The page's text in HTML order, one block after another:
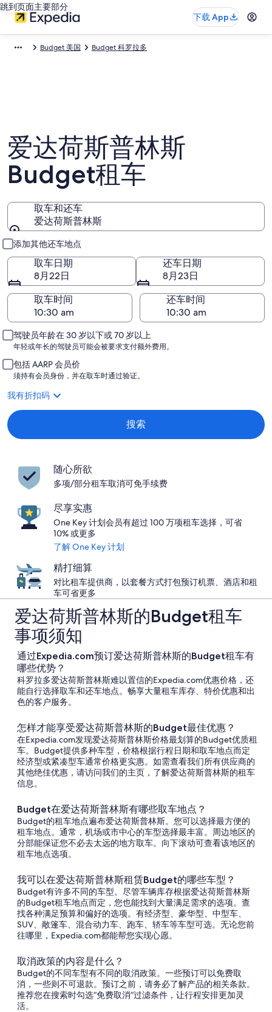
跳到页面主要部分
下载 App
Budget 美国 Budget 科罗拉多
爱达荷斯普林斯
Budget租车
取车和还车
爱达荷斯普林斯
取车和还车
添加其他还车地点
取车日期
8月22日
还车日期
8月23日
取车时间
还车时间
驾驶员年龄在 30 岁以下或 70 岁以上
年轻或年长的驾驶员可能会被要求支付额外费用。
包括 AARP 会员价
须持有会员身份，并在取车时通过验证。
我有折扣码
搜索
随心所欲
多项/部分租车取消可免手续费
尽享实惠
One Key 计划会员有超过 100 万项租车选择，可省
10% 或更多
了解 One Key 计划
精打细算
对比租车提供商，以套餐方式打包预订机票、酒店和租
车可省更多
爱达荷斯普林斯的Budget租车
事项须知
通过Expedia.com预订爱达荷斯普林斯的Budget租车有
哪些优势？
科罗拉多爱达荷斯普林斯难以置信的Expedia.com优惠价格，还
能自行选择取车和还车地点。畅享大量租车库存、特价优惠和出
色的客户服务。
怎样才能享受爱达荷斯普林斯的Budget最佳优惠？
在Expedia.com发现爱达荷斯普林斯价格最划算的Budget优质租
车。Budget提供多种车型，价格根据行程日期和取车地点而定
经济型或紧凑型车通常价格更实惠。如需查看我们所有供应商的
其他绝佳优惠，请访问我们的主页，了解爱达荷斯普林斯的租车
信息。
Budget在爱达荷斯普林斯有哪些取车地点？
Budget的租车地点遍布爱达荷斯普林斯。您可以选择最方便的
租车地点。通常，机场或市中心的车型选择最丰富。周边地区的
分部能保证您不必去太远的地方取车。向下滚动可查看该地区的
租车地点选项。
我可以在爱达荷斯普林斯租赁Budget的哪些车型？
Budget有许多不同的车型。尽管车辆库存根据爱达荷斯普林斯
的Budget租车地点而定，您也能找到大量满足需求的选项。查
找各种满足预算和偏好的选项。有经济型、豪华型、中型车、
SUV、敞篷车、混合动力车、跑车、轿车等车型可选。无论您前
往哪里，Expedia.com都能帮您实现心愿。
取消政策的内容是什么？
Budget的不同车型有不同的取消政策。一些预订可以免费取
消，一些则不可退款。预订之前，请务必了解产品的相关条款。
推荐您在搜索时勾选“免费取消”过滤条件，让行程安排更加灵
活。